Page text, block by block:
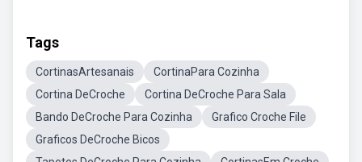
Tags
CortinasArtesanais
CortinaPara Cozinha
Cortina DeCroche
Cortina DeCroche Para Sala
Bando DeCroche Para Cozinha
Grafico Croche File
Graficos DeCroche Bicos